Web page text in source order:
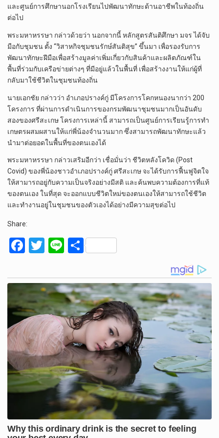
และศูนย์การศึกษานอกโรงเรียนไปพัฒนาทักษะด้านอาชีพในท้องถิ่น
ต่อไป
พระมหาหรรษา กล่าวด้วยว่า นอกจากนี้ หลักสูตรสันติศึกษา มจร ได้จับ
มือกับชุมชน ตั้ง “วิสาหกิจชุมชนรักษ์สันติสุข” ขึ้นมา เพื่อรองรับการ
พัฒนาทักษะฝีมือเพื่อสร้างมูลค่าเพิ่มเกี่ยวกับสินค้าและผลิตภัณฑ์ใน
พื้นที่ร่วมกับเครือข่ายต่างๆ ที่มีอยู่แล้วในพื้นที่ เพื่อสร้างงานให้แก่ผู้ที่
กลับมาใช้ชีวิตในชุมชนท้องถิ่น
นายเอกชัย กล่าวว่า อำเภอปรางค์กู่ มีโครงการโคกหนองนากว่า 200
โครงการ ที่ผ่านการดำเนินการของกรมพัฒนาชุมชนมากเป็นอันดับ
สองของศรีสะเกษ โครงการเหล่านี้ สามารถเป็นศูนย์การเรียนรู้การทำ
เกษตรผสมผสานให้แก่พี่น้องจำนวนมาก ซึ่งสามารถพัฒนาทักษะแล้ว
นำมาต่อยอดในพื้นที่ของตนเองได้
พระมหาหรรษา กล่าวเสริมอีกว่า เชื่อมั่นว่า ชีวิตหลังโควิด (Post
Covid) ของพี่น้องชาวอำเภอปรางค์กู่ ศรีสะเกษ จะได้รับการฟื้นฟูจิตใจ
ให้สามารถอยู่กับความเป็นจริงอย่างมีสติ และค้นพบความต้องการที่แท้
ของตนเอง ในที่สุด จะออกแบบชีวิตใหม่ของตนเองให้สามารถใช้ชีวิต
และทำงานอยู่ในชุมชนของตัวเองได้อย่างมีความสุขต่อไป
Share:
F
ce
b
o
o
k
T
tt
er
Li
e
S
ar
e